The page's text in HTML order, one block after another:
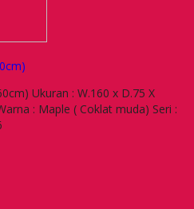
Ukuran : W.160 x D.75 X
: Maple ( Coklat muda) Seri :